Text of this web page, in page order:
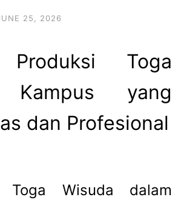
25, 2026
Produksi Toga
Kampus yang
dan Profesional
Toga Wisuda dalam